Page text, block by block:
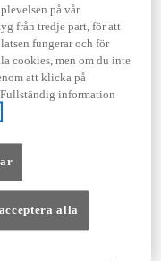
100kw (136 hk)
på vår
från tredje part, för att
fungerar och för
cookies, men om du inte
att klicka på
information
alla